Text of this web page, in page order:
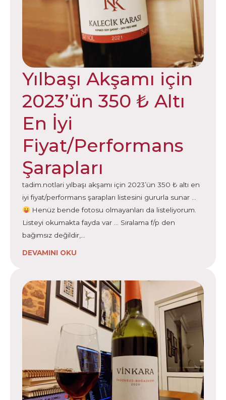
Yılbaşı Akşamı için
2023’ün 350 ₺ Altı
En İyi
Fiyat/Performans
Şarapları
tadim.notlari yılbaşı akşamı için 2023’ün 350 ₺ altı en
iyi fiyat/performans şarapları listesini gururla sunar …
Henüz bende fotosu olmayanları da listeliyorum.
Listeyi okumakta fayda var … Sıralama f/p den
bağımsız değildir,…
DEVAMINI OKU